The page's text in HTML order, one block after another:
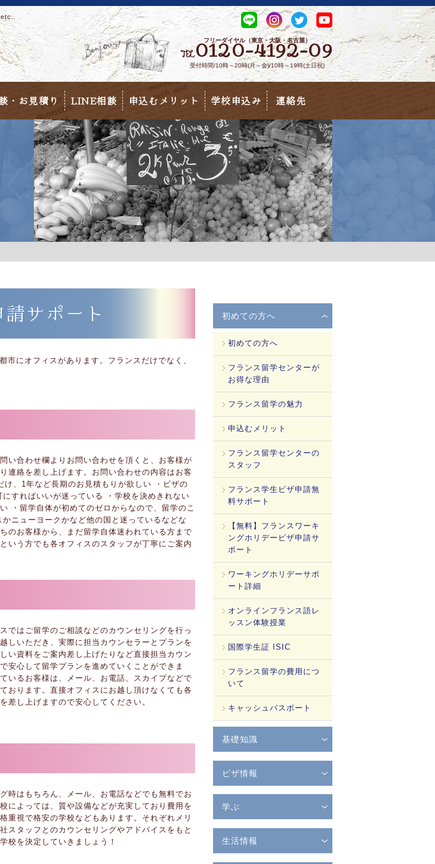
フリーダイヤル（東京・大阪・名古屋）
TEL0120-4192-09
受付時間/10時～20時(月～金)/10時～19時(土日祝)
・お見積り LINE相談 申込むメリット 学校申込み 連絡先
サポート
にオフィスがあります。フランスだけでなく、
い合わせ欄よりお問い合わせを頂くと、お客様が
連絡を差し上げます。お問い合わせの内容はお客
け、1年など長期のお見積もりが欲しい ・ビザの
すればいいが迷っている ・学校を決めきれない
・留学自体が初めてのゼロからなので、留学のこ
ニューヨークかなど他の国と迷っているなどな
のお客様から、まだ留学自体迷われている方まで
いう方でも各オフィスのスタッフが丁寧にご案内
ではご留学のご相談などのカウンセリングを行っ
しいただき、実際に担当カウンセラーとプランを
い資料をご案内差し上げたりなど直接担当カウン
安心して留学プランを進めていくことができま
いるお客様は、メール、お電話、スカイプなどで
おります。直接オフィスにお越し頂けなくても各
差し上げますので安心してください。
時はもちろん、メール、お電話などでも無料でお
によっては、質や設備などが充実しており費用を
重視で格安の学校などもあります。それぞれメリ
スタッフとのカウンセリングやアドバイスをもと
校を決定していきましょう！
初めての方へ
初めての方へ
フランス留学センターが
お得な理由
フランス留学の魅力
申込むメリット
フランス留学センターの
スタッフ
フランス学生ビザ申請無
料サポート
【無料】フランスワーキ
ングホリデービザ申請サ
ポート
ワーキングホリデーサポ
ート詳細
オンラインフランス語レ
ッスン体験授業
国際学生証 ISIC
フランス留学の費用につ
いて
キャッシュパスポート
基礎知識
ビザ情報
学ぶ
生活情報